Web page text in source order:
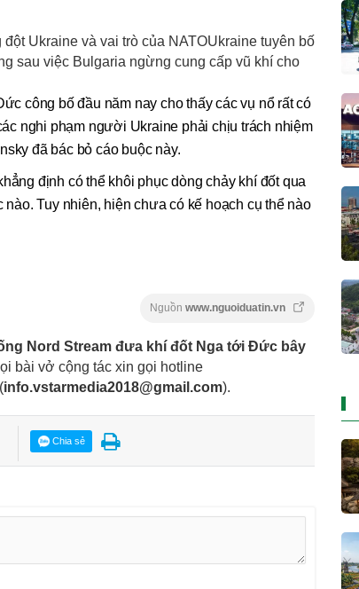
Ukraine và vai trò của NATOUkraine tuyên bố
sau việc Bulgaria ngừng cung cấp vũ khí cho
công bố đầu năm nay cho thấy các vụ nổ rất có
nghi phạm người Ukraine phải chịu trách nhiệm
đã bác bỏ cáo buộc này.
định có thể khôi phục dòng chảy khí đốt qua
Tuy nhiên, hiện chưa có kế hoạch cụ thể nào
Nguồn www.nguoiduatin.vn
Nord Stream đưa khí đốt Nga tới Đức bây
bài vở cộng tác xin gọi hotline
(info.vstarmedia2018@gmail.com).
Chia sẻ